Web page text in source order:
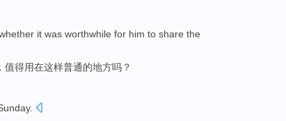
it was worthwhile for him to share the
， 值得用在这样普通的地方吗？
.